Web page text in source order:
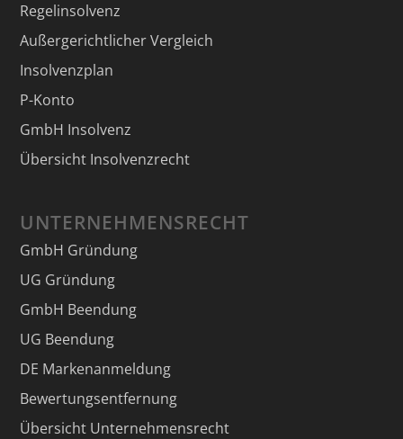
Regelinsolvenz
Außergerichtlicher Vergleich
Insolvenzplan
P-Konto
GmbH Insolvenz
Übersicht Insolvenzrecht
UNTERNEHMENSRECHT
GmbH Gründung
UG Gründung
GmbH Beendung
UG Beendung
DE Markenanmeldung
Bewertungsentfernung
Übersicht Unternehmensrecht